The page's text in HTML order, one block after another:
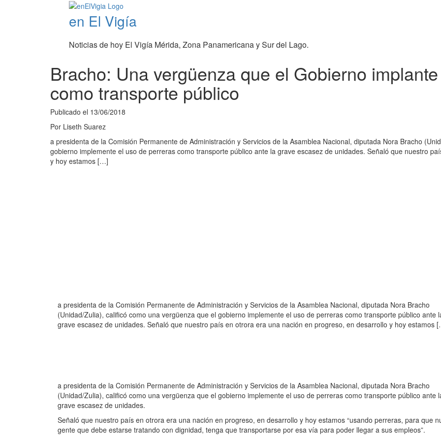
en El Vigía
Noticias de hoy El Vigía Mérida, Zona Panamericana y Sur del Lago.
Bracho: Una vergüenza que el Gobierno
como transporte público
Publicado el 13/06/2018
Por Liseth Suarez
a presidenta de la Comisión Permanente de Administración y Servicios de la Asamblea Nacional, diputada Nora Bracho
gobierno implemente el uso de perreras como transporte público ante la grave escasez de unidades. Señaló que nuestro
y hoy estamos […]
a presidenta de la Comisión Permanente de Administración y Servicios de la Asamblea Nacional, diputada Nora Bracho
(Unidad/Zulia), calificó como una vergüenza que el gobierno implemente el uso de perreras como transporte público ante
grave escasez de unidades. Señaló que nuestro país en otrora era una nación en progreso, en desarrollo y hoy estamos
a presidenta de la Comisión Permanente de Administración y Servicios de la Asamblea Nacional, diputada Nora Bracho
(Unidad/Zulia), calificó como una vergüenza que el gobierno implemente el uso de perreras como transporte público ante
grave escasez de unidades.
Señaló que nuestro país en otrora era una nación en progreso, en desarrollo y hoy estamos “usando perreras, para que
gente que debe estarse tratando con dignidad, tenga que transportarse por esa vía para poder llegar a sus empleos”.